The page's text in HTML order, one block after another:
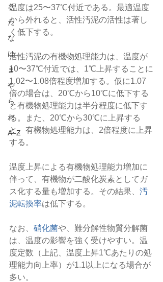
さ
た
な
は
ま
や
ら
わ
A~Z
温度は25〜37℃付近である。最適温度
から外れると、活性汚泥の活性は著し
く低下する。
活性汚泥の有機物処理能力は、温度が
10〜37℃付近では、1℃上昇することに
1.02〜1.08倍程度増加する。仮に1.07
倍の場合は、20℃から10℃に低下する
と有機物処理能力は半分程度に低下す
る。また、20℃から30℃に上昇する
と、有機物処理能力は、2倍程度に上昇
する。
温度上昇による有機物処理能力増加に
伴って、有機物が二酸化炭素としてガ
ス化する量も増加する。その結果、 汚
泥転換率は低下する。
なお、 硝化菌や、難分解性物質分解菌
は、温度の影響を強く受けやすい。温
度定数（上記、温度上昇1℃あたりの処
理能力向上率）が1.1以上になる場合が
多い。